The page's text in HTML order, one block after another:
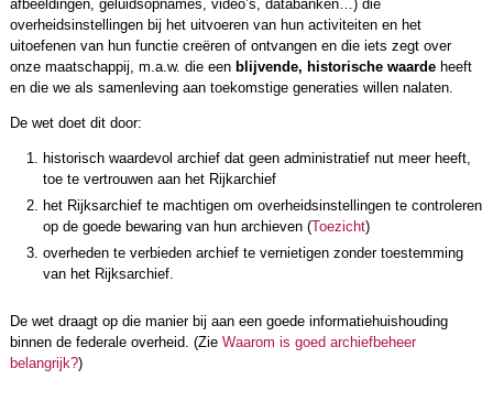
afbeeldingen, geluidsopnames, video’s, databanken…) die
overheidsinstellingen bij het uitvoeren van hun activiteiten en het
uitoefenen van hun functie creëren of ontvangen en die iets zegt over
onze maatschappij, m.a.w. die een blijvende, historische waardeheeft
en die we als samenleving aan toekomstige generaties willen nalaten.
De wet doet dit door:
historisch waardevol archief dat geen administratief nut meer heeft,
toe te vertrouwen aan het Rijkarchief
het Rijksarchief te machtigen om overheidsinstellingen te controleren
op de goede bewaring van hun archieven (Toezicht)
overheden te verbieden archief te vernietigen zonder toestemming
van het Rijksarchief.
De wet draagt op die manier bij aan een goede informatiehuishouding
binnen de federale overheid. (Zie Waarom is goed archiefbeheer
belangrijk?)